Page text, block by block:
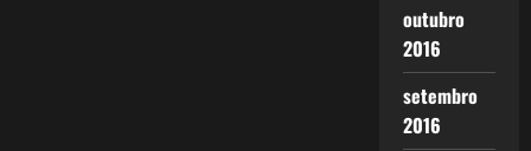
outubro
2016
setembro
2016